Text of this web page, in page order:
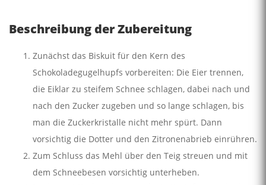
Beschreibung der Zubereitung
Zunächst das Biskuit für den Kern des
Schokoladegugelhupfs vorbereiten: Die Eier trennen,
die Eiklar zu steifem Schnee schlagen, dabei nach und
nach den Zucker zugeben und so lange schlagen, bis
man die Zuckerkristalle nicht mehr spürt. Dann
vorsichtig die Dotter und den Zitronenabrieb einrühren.
Zum Schluss das Mehl über den Teig streuen und mit
dem Schneebesen vorsichtig unterheben.